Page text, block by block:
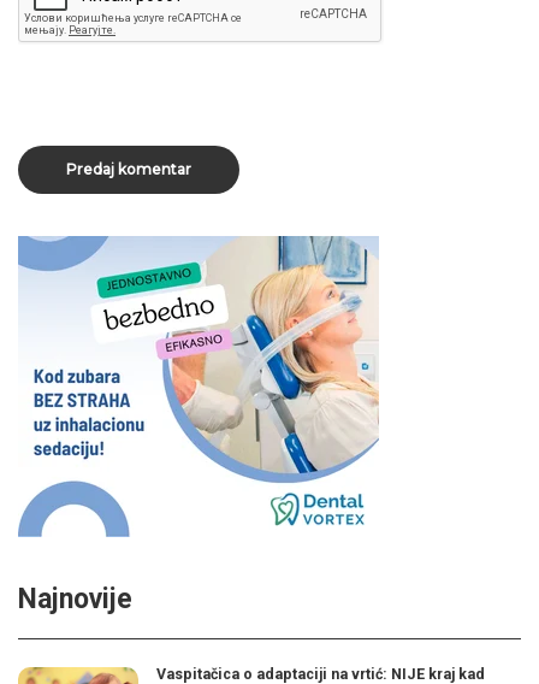
Najnovije
Vaspitačica o adaptaciji na vrtić: NIJE kraj kad